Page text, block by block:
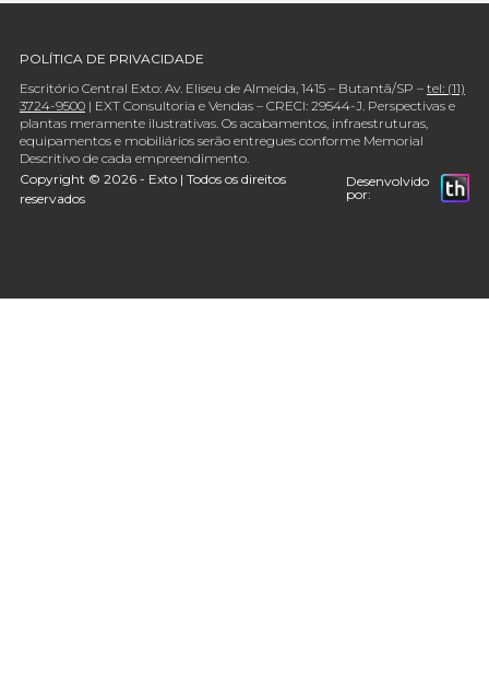
POLÍTICA DE PRIVACIDADE
Escritório Central Exto: Av. Eliseu de Almeida, 1415 – Butantã/SP – tel: (11)
3724-9500| EXT Consultoria e Vendas – CRECI: 29544-J. Perspectivas e
plantas meramente ilustrativas. Os acabamentos, infraestruturas,
equipamentos e mobiliários serão entregues conforme Memorial
Descritivo de cada empreendimento.
Copyright © 2026 - Exto | Todos os direitos
reservados
Desenvolvido
por: